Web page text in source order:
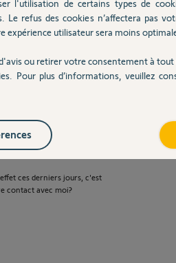
vous ne voulez pas acheter
par Charly, tout
ces derniers jours, c'est
contact avec moi?
l'utilisation de certains types de
Le refus des cookies n’affectera pas
expérience utilisateur sera moins
ou retirer votre consentement à
Pour plus d’informations, veuillez